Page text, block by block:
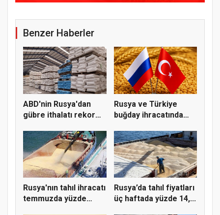
Benzer Haberler
ABD'nin Rusya'dan
gübre ithalatı rekor
Rusya ve Türkiye
buğday ihracatında
Rusya'nın tahıl ihracatı
temmuzda yüzde
Rusya’da tahıl fiyatları
üç haftada yüzde 14,...